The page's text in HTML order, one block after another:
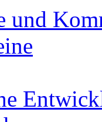
und